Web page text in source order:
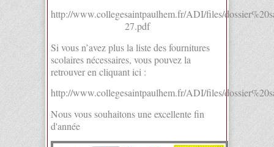
http://www.collegesaintpaulhem.fr/ADI/files/
27.pdf
Si vous n’avez plus la liste des fournitures
scolaires nécessaires, vous pouvez la
retrouver en cliquant ici :
http://www.collegesaintpaulhem.fr/ADI/files/
Nous vous souhaitons une excellente fin
d'année